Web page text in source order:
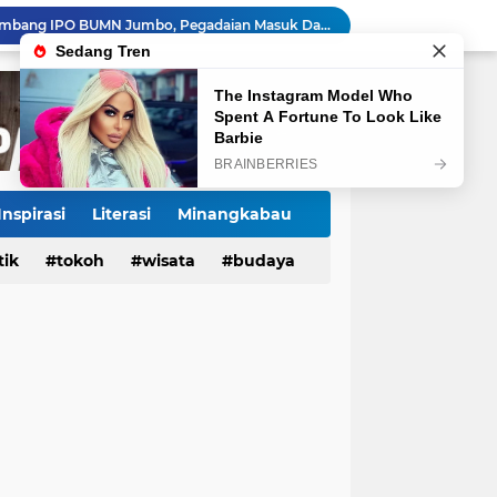
Kasus Campak Masih Mengintai, Kemenkes Ingatkan Risiko Penularan di Sekolah
Payakumbuh Luncurkan GEMPITA BERSAMA, Dorong Pekarangan Jadi Sumber Pangan Keluarga
Jembatan Hildesheim Resmi Jadi Ikon Baru Batang Arau, Perkuat Diplomasi Padang-Jerman
Ketua Baru KONI Payakumbuh Hadapi Ujian Cepat, Porprov 2026 Jadi Pembuktian
Literasi Minangkabau
Tokoh budaya kuliner
tokoh wisata budaya